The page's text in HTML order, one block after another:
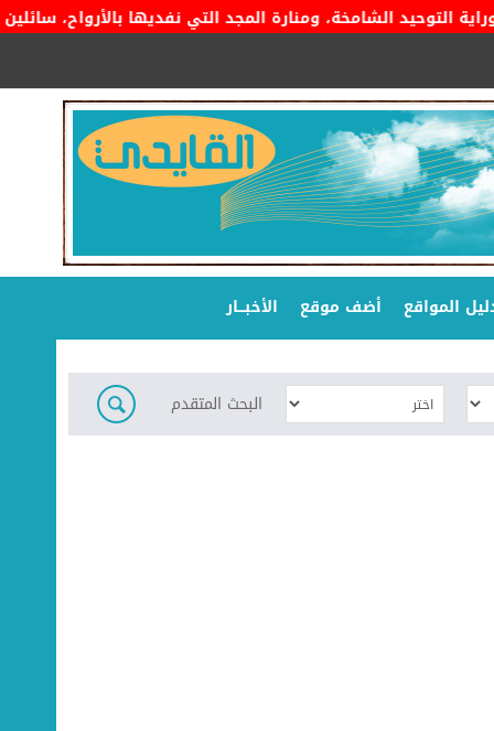
الشامخة، ومنارة المجد التي نفديها بالأرواح، سائلين
المواقع أضف موقع الأخبـــار
البحث المتقدم